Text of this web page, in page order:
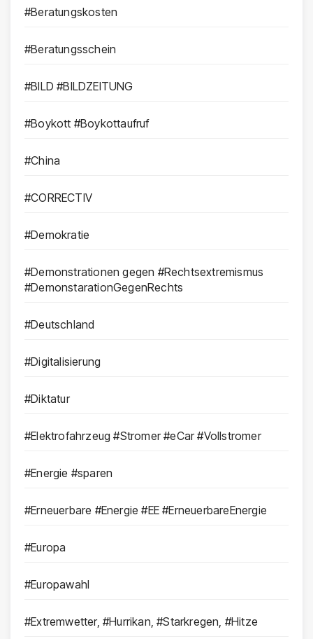
#Beratungskosten
#Beratungsschein
#BILD #BILDZEITUNG
#Boykott #Boykottaufruf
#China
#CORRECTIV
#Demokratie
#Demonstrationen gegen #Rechtsextremismus
#DemonstarationGegenRechts
#Deutschland
#Digitalisierung
#Diktatur
#Elektrofahrzeug #Stromer #eCar #Vollstromer
#Energie #sparen
#Erneuerbare #Energie #EE #ErneuerbareEnergie
#Europa
#Europawahl
#Extremwetter, #Hurrikan, #Starkregen, #Hitze